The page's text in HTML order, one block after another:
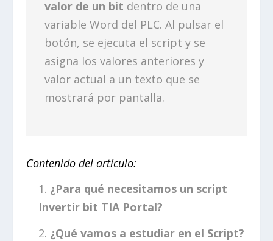
valor de un bit dentro de una
variable Word del PLC. Al pulsar el
botón, se ejecuta el script y se
asigna los valores anteriores y
valor actual a un texto que se
mostrará por pantalla.
Contenido del artículo:
¿Para qué necesitamos un script
Invertir bit TIA Portal?
¿Qué vamos a estudiar en el Script?